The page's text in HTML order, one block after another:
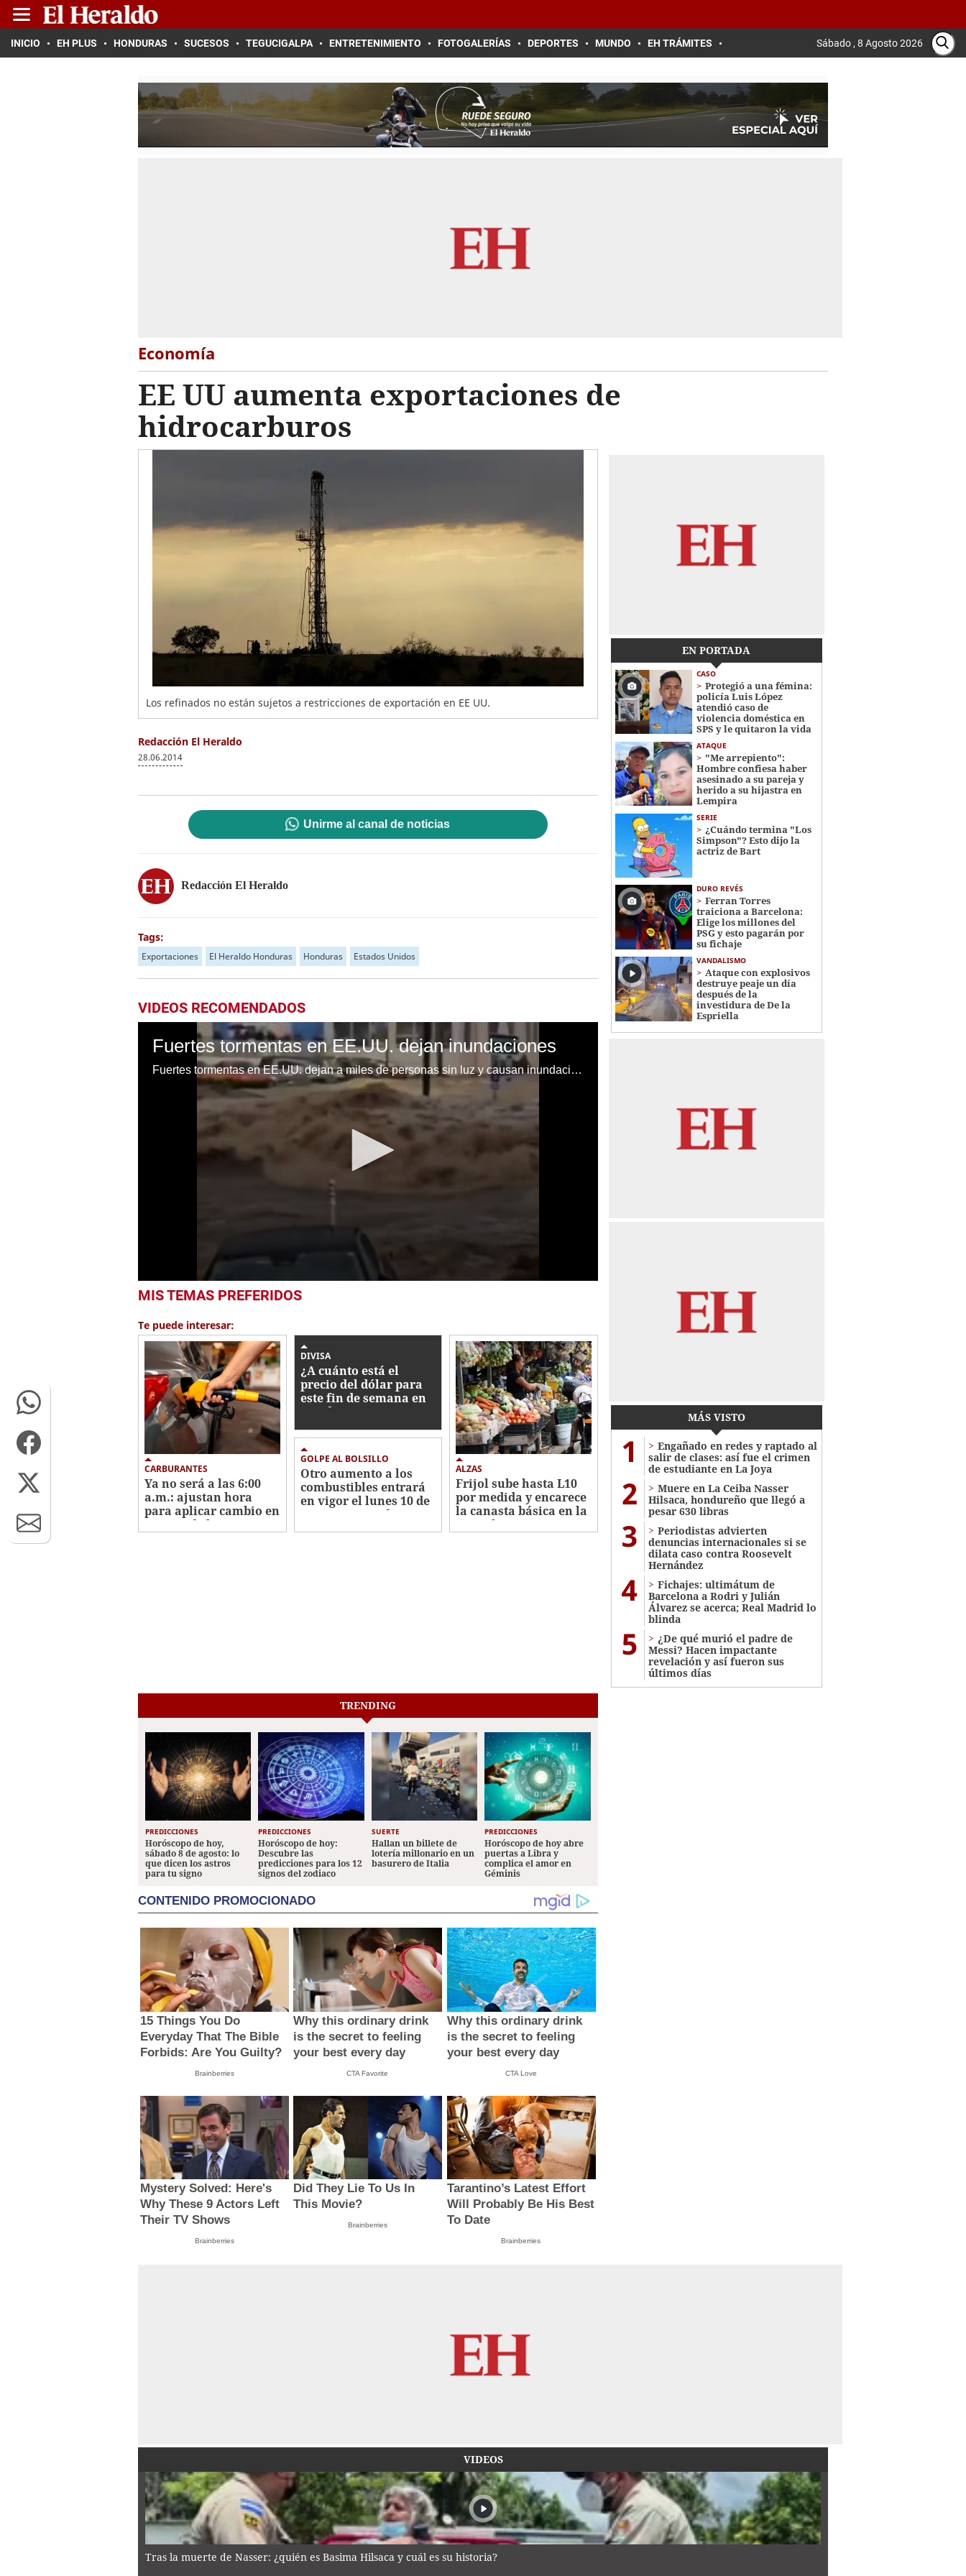
INICIO EH PLUS HONDURAS SUCESOS TEGUCIGALPA ENTRETENIMIENTO FOTOGALERÍAS DEPORTES MUNDO EH TRÁMITES Sábado , 8 Agosto 2026
Economía
EE UU aumenta exportaciones de
hidrocarburos
Los refinados no están sujetos a restricciones de exportación en EE UU.
Redacción El Heraldo
28.06.2014
Unirme al canal de noticias
Redacción El Heraldo
Tags:
Exportaciones El Heraldo Honduras Honduras Estados Unidos
VIDEOS RECOMENDADOS
Fuertes tormentas en EE.UU. dejan inundaciones
Fuertes tormentas en EE.UU. dejan a miles de personas sin luz y causan inundaciones
seconds
1
minute,
57
secondsVolume
MIS TEMAS PREFERIDOS
Te puede interesar:
CARBURANTES
Ya no será a las 6:00
a.m.: ajustan hora
para aplicar cambio en
precios de los
DIVISA
¿A cuánto está el
precio del dólar para
este fin de semana en
Honduras?
GOLPE AL BOLSILLO
Otro aumento a los
combustibles entrará
en vigor el lunes 10 de
agosto en Honduras
ALZAS
Frijol sube hasta L10
por medida y encarece
la canasta básica en la
capital
EN PORTADA
CASO
Protegió a una fémina:
policía Luis López
atendió caso de
violencia doméstica en
SPS y le quitaron la vida
ATAQUE
"Me arrepiento":
Hombre confiesa haber
asesinado a su pareja y
herido a su hijastra en
Lempira
SERIE
¿Cuándo termina "Los
Simpson"? Esto dijo la
actriz de Bart
DURO REVÉS
Ferran Torres
traiciona a Barcelona:
Elige los millones del
PSG y esto pagarán por
su fichaje
VANDALISMO
Ataque con explosivos
destruye peaje un día
después de la
investidura de De la
Espriella
MÁS VISTO
1
Engañado en redes y raptado al
salir de clases: así fue el crimen
de estudiante en La Joya
2
Muere en La Ceiba Nasser
Hilsaca, hondureño que llegó a
pesar 630 libras
3
Periodistas advierten
denuncias internacionales si se
dilata caso contra Roosevelt
Hernández
4
Fichajes: ultimátum de
Barcelona a Rodri y Julián
Álvarez se acerca; Real Madrid lo
blinda
5
¿De qué murió el padre de
Messi? Hacen impactante
revelación y así fueron sus
últimos días
TRENDING
PREDICCIONES
Horóscopo de hoy,
sábado 8 de agosto: lo
que dicen los astros
para tu signo
PREDICCIONES
Horóscopo de hoy:
Descubre las
predicciones para los 12
signos del zodiaco
SUERTE
Hallan un billete de
lotería millonario en un
basurero de Italia
PREDICCIONES
Horóscopo de hoy abre
puertas a Libra y
complica el amor en
Géminis
CONTENIDO PROMOCIONADO
15 Things You Do
Everyday That The Bible
Forbids: Are You Guilty?
Brainberries
Why this ordinary drink
is the secret to feeling
your best every day
CTA Favorite
Why this ordinary drink
is the secret to feeling
your best every day
CTA Love
Mystery Solved: Here's
Why These 9 Actors Left
Their TV Shows
Brainberries
Did They Lie To Us In
This Movie?
Brainberries
Tarantino’s Latest Effort
Will Probably Be His Best
To Date
Brainberries
VIDEOS
Tras la muerte de Nasser: ¿quién es Basima Hilsaca y cuál es su historia?